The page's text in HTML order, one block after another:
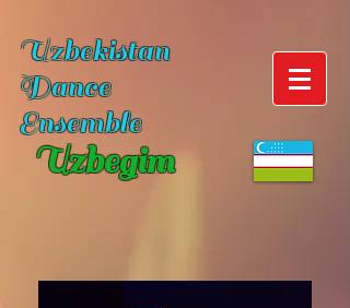
Uzbekistan
Dance
Ensemble
Uzbegim